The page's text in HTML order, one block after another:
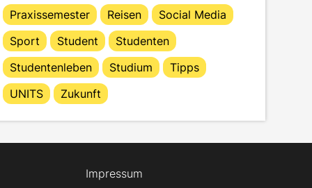
Praxissemester
Reisen
Social Media
Sport
Student
Studenten
Studentenleben
Studium
Tipps
UNITS
Zukunft
Impressum